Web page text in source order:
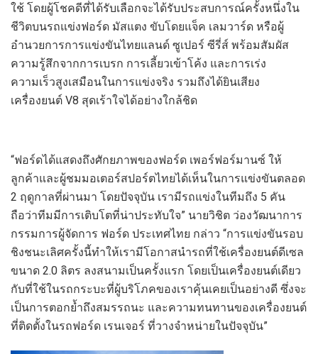
ใช้ โดยผู้โชคดีที่ได้รับเลือกจะได้รับประสบการณ์ครั้งหนึ่งใน
ชีวิตบนรถแข่งฟอร์ด มัสแตง ขับโดยแจ็ค เลมวาร์ด หรือผู้
อำนวยการการแข่งขันไทยแลนด์ ซูเปอร์ ซีรี่ส์ พร้อมสัมผัส
ความรู้สึกจากการเบรก การเลี้ยวเข้าโค้ง และการเร่ง
ความเร็วสูงเสมือนในการแข่งจริง รวมถึงได้ยินเสียง
เครื่องยนต์ V8 สุดเร้าใจได้อย่างใกล้ชิด
“ฟอร์ดได้แสดงถึงศักยภาพของฟอร์ด เพอร์ฟอร์มานซ์ ให้
ลูกค้าและผู้ชมมอเตอร์สปอร์ตไทยได้เห็นในการแข่งขันตลอด
2 ฤดูกาลที่ผ่านมา โดยปัจจุบัน เรามีรถแข่งในทีมถึง 5 คัน
ถือว่าทีมมีการเติบโตที่น่าประทับใจ” นายวิชิต ว่องวัฒนาการ
กรรมการผู้จัดการ ฟอร์ด ประเทศไทย กล่าว “การแข่งขันรอบ
ชิงชนะเลิศครั้งนี้ทำให้เรามีโอกาสนำรถที่ใช้เครื่องยนต์ดีเซล
ขนาด 2.0 ลิตร ลงสนามเป็นครั้งแรก โดยเป็นเครื่องยนต์เดียว
กับที่ใช้ในรถกระบะที่ผู้บริโภคของเราคุ้นเคยเป็นอย่างดี ซึ่งจะ
เป็นการตอกย้ำถึงสมรรถนะ และความทนทานของเครื่องยนต์
ที่ติดตั้งในรถฟอร์ด เรนเจอร์ ที่วางจำหน่ายในปัจจุบัน”